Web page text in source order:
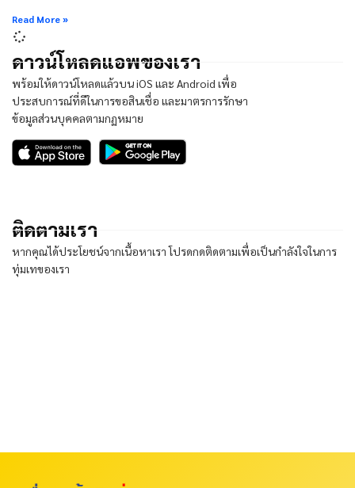
Read More »
ดาวน์โหลดแอพของเรา
พร้อมให้ดาวน์โหลดแล้วบน iOS และ Android เพื่อ
ประสบการณ์ที่ดีในการขอสินเชื่อ และมาตรการรักษา
ข้อมูลส่วนบุคคลตามกฏหมาย
ติดตามเรา
หากคุณได้ประโยชน์จากเนื้อหาเรา โปรดกดติดตามเพื่อเป็นกำลังใจในการ
ทุ่มเทของเรา